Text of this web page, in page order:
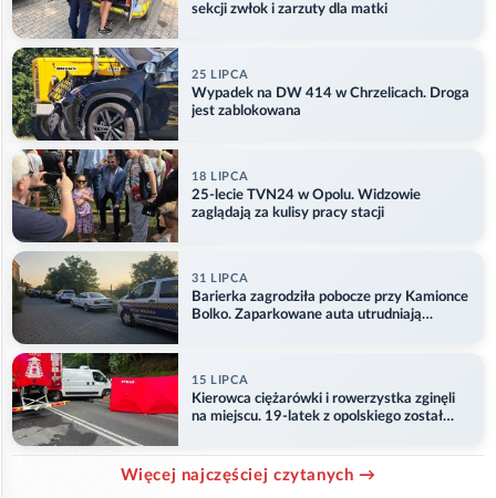
sekcji zwłok i zarzuty dla matki
25 LIPCA
Wypadek na DW 414 w Chrzelicach. Droga
jest zablokowana
18 LIPCA
25-lecie TVN24 w Opolu. Widzowie
zaglądają za kulisy pracy stacji
31 LIPCA
Barierka zagrodziła pobocze przy Kamionce
Bolko. Zaparkowane auta utrudniają
15 LIPCA
Kierowca ciężarówki i rowerzystka zginęli
na miejscu. 19-latek z opolskiego został
Więcej najczęściej czytanych →